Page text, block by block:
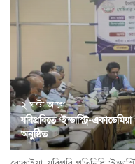
২ ঘন্টা আগে
যবিপ্রবিতে ‘ইন্ডাস্ট্রি-
অনুষ্ঠিত